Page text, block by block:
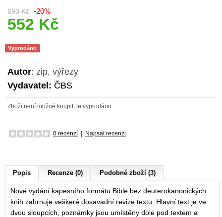
690 Kč -20%
552 Kč
Vyprodáno
Autor: zip, výřezy
Vydavatel: ČBS
Zboží není možné koupit, je vyprodáno.
0 recenzí Napsat recenzi
Popis Recenze (0) Podobné zboží (3)
Nové vydání kapesního formátu Bible bez deuterokanonických
knih zahrnuje veškeré dosavadní revize textu. Hlavní text je ve
dvou sloupcích, poznámky jsou umístěny dole pod textem a